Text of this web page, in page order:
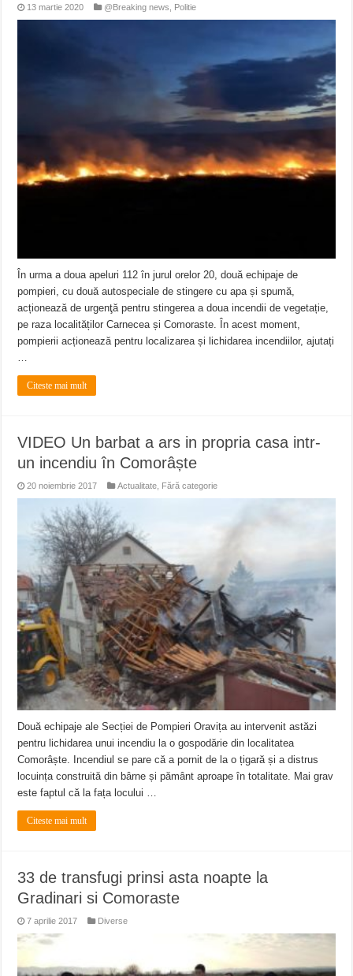
13 martie 2020 @Breaking news Politie
În urma a doua apeluri 112 în jurul orelor 20, două echipaje de
pompieri, cu două autospeciale de stingere cu apa și spumă,
acționează de urgenţă pentru stingerea a doua incendii de vegetație,
pe raza localităților Carnecea și Comoraste. În acest moment,
pompierii acționează pentru localizarea și lichidarea incendiilor, ajutați
Citeste mai mult
VIDEO Un barbat a ars in propria casa intr-
un incendiu în Comorâște
20 noiembrie 2017 Actualitate Fără categorie
Două echipaje ale Secției de Pompieri Oravița au intervenit astăzi
pentru lichidarea unui incendiu la o gospodărie din localitatea
Comorâște. Incendiul se pare că a pornit de la o țigară și a distrus
locuința construită din bârne și pământ aproape în totalitate. Mai grav
este faptul că la fața locului …
Citeste mai mult
33 de transfugi prinsi asta noapte la
Gradinari si Comoraste
7 aprilie 2017 Diverse